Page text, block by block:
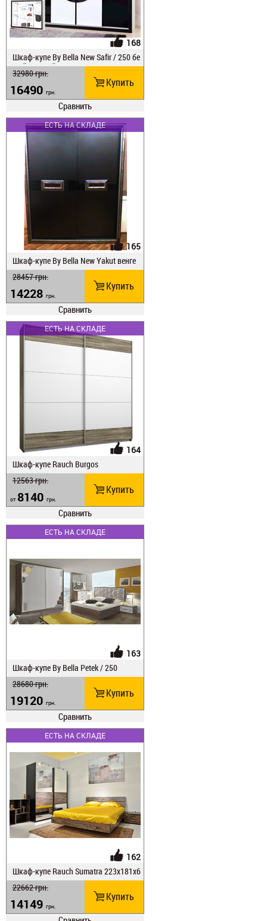
168
Шкаф-купе Ву Веlla New Safir / 250 бе
лый/черный
32980грн.
16490 грн.
Купить
Сравнить
ЕСТЬ НА СКЛАДЕ
165
Шкаф-купе By Bella New Yakut венге
180
28457грн.
14228 грн.
Купить
Сравнить
ЕСТЬ НА СКЛАДЕ
164
Шкаф-купе Rauch Burgos
12563грн.
от 8140 грн.
Купить
Сравнить
ЕСТЬ НА СКЛАДЕ
163
Шкаф-купе Ву Веlla Petek / 250
28680грн.
19120 грн.
Купить
Сравнить
ЕСТЬ НА СКЛАДЕ
162
Шкаф-купе Rauch Sumatra 223х181х6
9
22662грн.
14149 грн.
Купить